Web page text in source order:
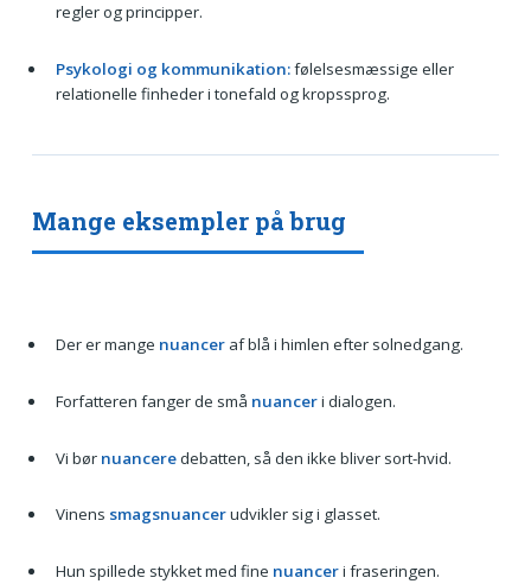
regler og principper.
Psykologi og kommunikation:følelsesmæssige eller
relationelle finheder i tonefald og kropssprog.
Mange eksempler på brug
Der er mange nuanceraf blå i himlen efter solnedgang.
Forfatteren fanger de små nuanceri dialogen.
Vi bør nuanceredebatten, så den ikke bliver sort-hvid.
Vinens smagsnuancerudvikler sig i glasset.
Hun spillede stykket med fine nuanceri fraseringen.